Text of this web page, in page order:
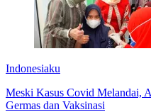
Indonesiaku
Meski Kasus Covid Melandai,
Germas dan Vaksinasi